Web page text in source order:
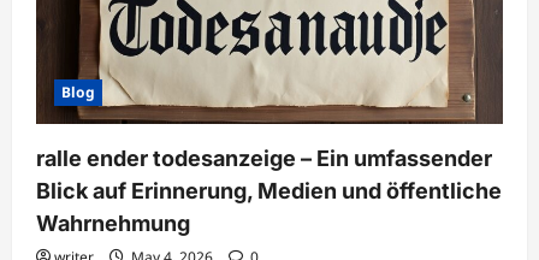
Blog
ralle ender todesanzeige – Ein umfassender
Blick auf Erinnerung, Medien und öffentliche
Wahrnehmung